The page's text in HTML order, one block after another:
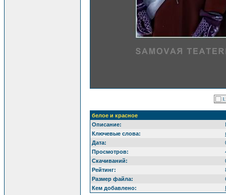
белое и красное
Описание:
Ключевые слова:
Дата:
Просмотров:
Скачиваний:
Рейтинг:
Размер файла:
Кем добавлено: